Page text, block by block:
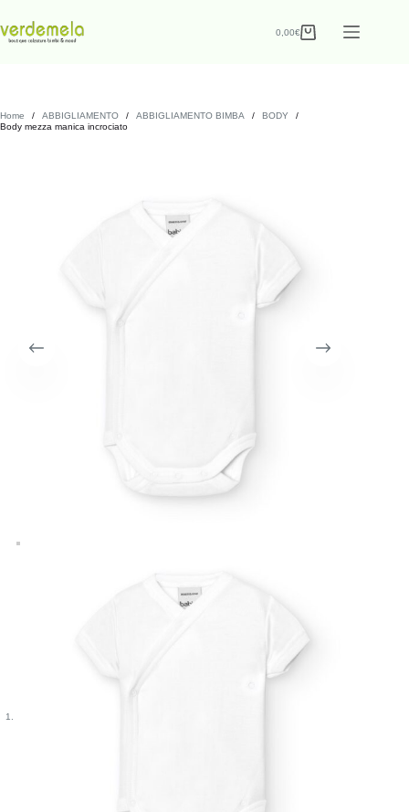
0,00€
Home / ABBIGLIAMENTO / ABBIGLIAMENTO BIMBA / BODY
/
Body mezza manica incrociato